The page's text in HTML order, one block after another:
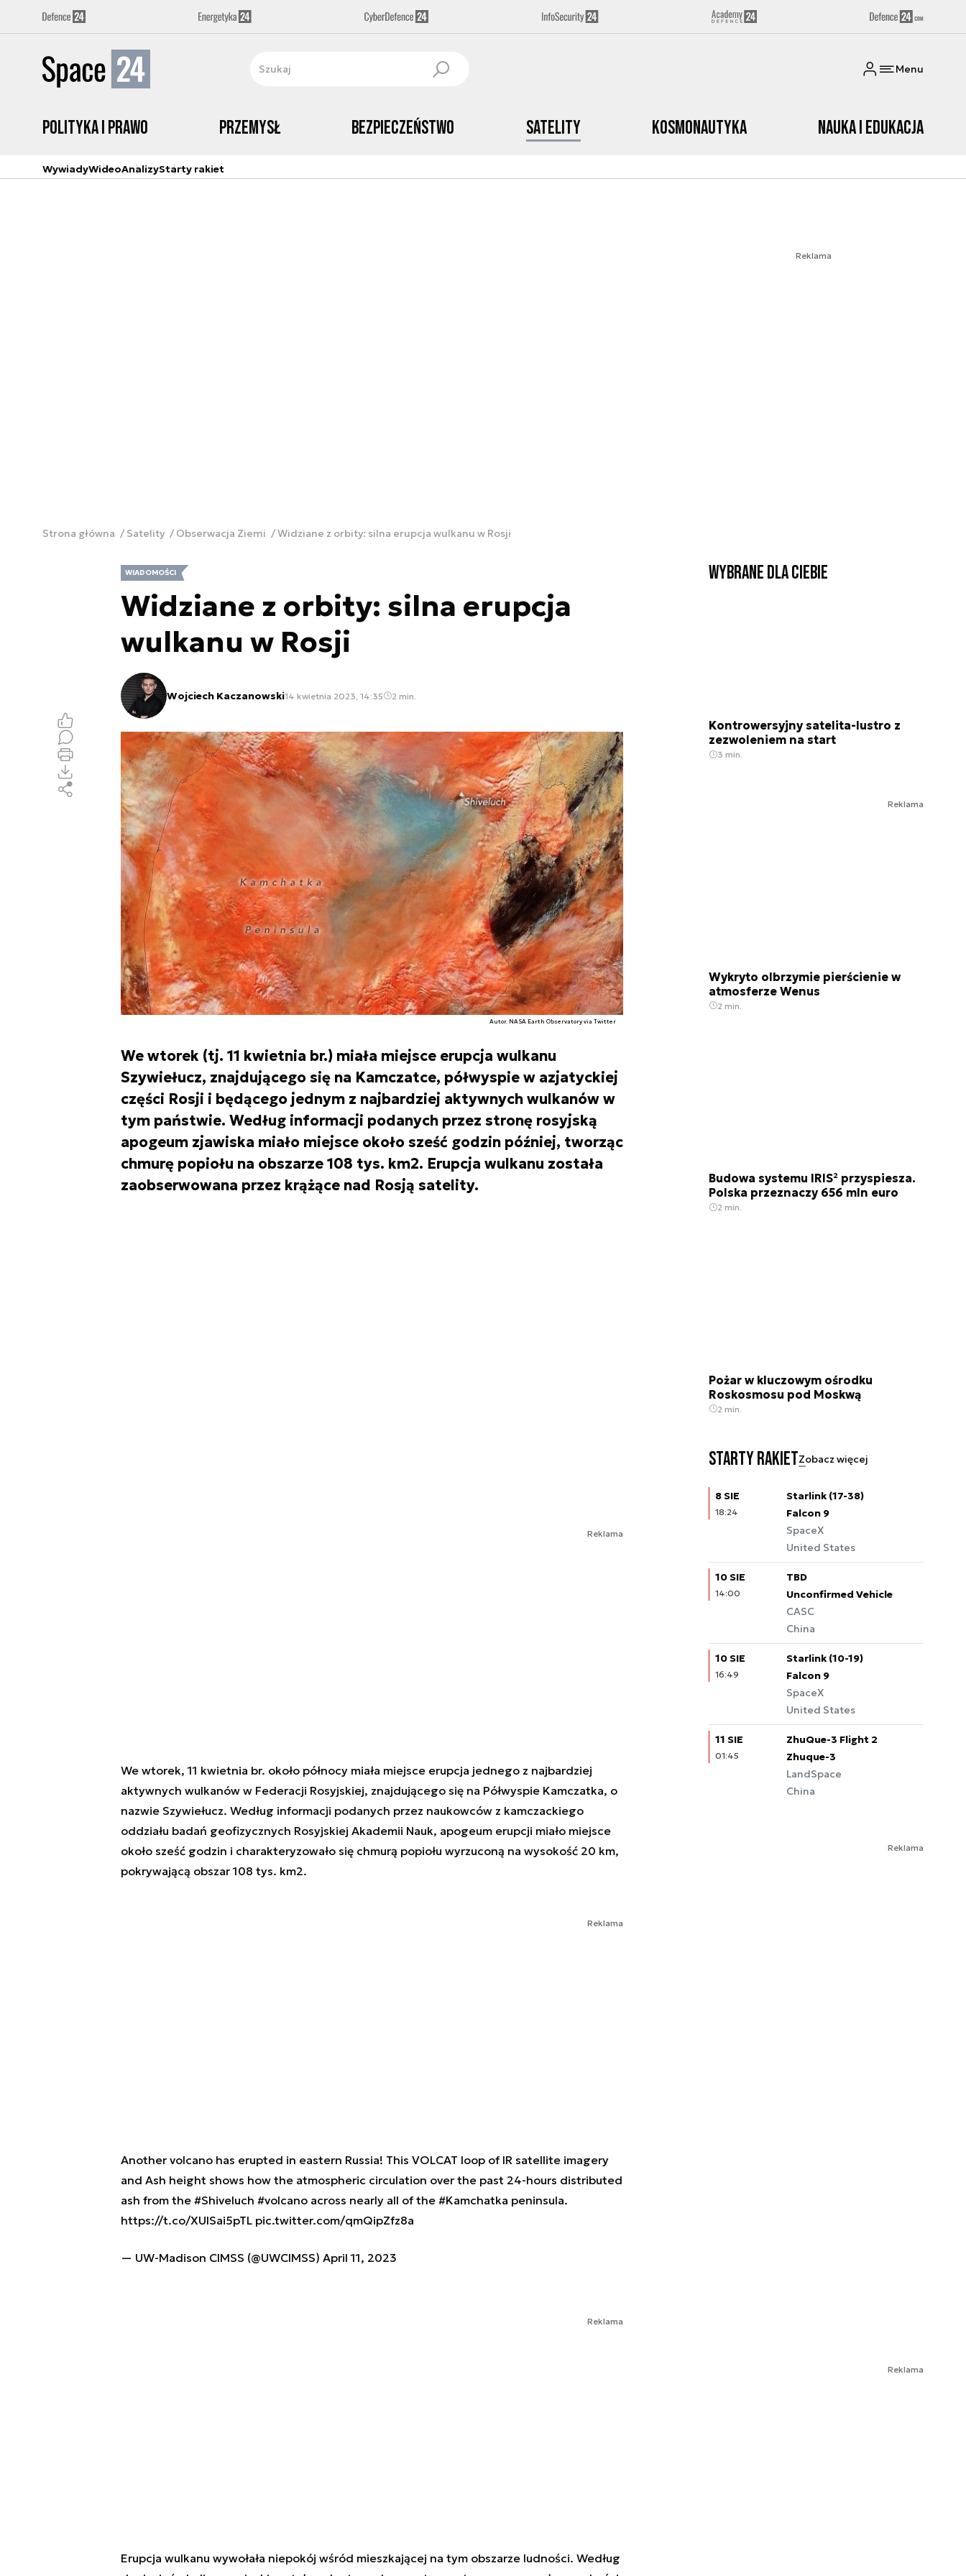
Menu
Polityka i prawo Przemysł Bezpieczeństwo Satelity Kosmonautyka Nauka i edukacja
WywiadyWideoAnalizyStarty rakiet
Reklama
Strona główna Satelity Obserwacja Ziemi Widziane z orbity: silna erupcja wulkanu w Rosji
WIADOMOŚCI
Widziane z orbity: silna erupcja
wulkanu w Rosji
Wojciech Kaczanowski14 kwietnia 2023, 14:35 2 min.
Autor. NASA Earth Observatory via Twitter
We wtorek (tj. 11 kwietnia br.) miała miejsce erupcja wulkanu
Szywiełucz, znajdującego się na Kamczatce, półwyspie w azjatyckiej
części Rosji i będącego jednym z najbardziej aktywnych wulkanów w
tym państwie. Według informacji podanych przez stronę rosyjską
apogeum zjawiska miało miejsce około sześć godzin później, tworząc
chmurę popiołu na obszarze 108 tys. km2. Erupcja wulkanu została
zaobserwowana przez krążące nad Rosją satelity.
Reklama
We wtorek, 11 kwietnia br. około północy miała miejsce erupcja jednego z najbardziej
aktywnych wulkanów w Federacji Rosyjskiej, znajdującego się na Półwyspie Kamczatka, o
nazwie Szywiełucz. Według informacji podanych przez naukowców z kamczackiego
oddziału badań geofizycznych Rosyjskiej Akademii Nauk, apogeum erupcji miało miejsce
około sześć godzin i charakteryzowało się chmurą popiołu wyrzuconą na wysokość 20 km,
pokrywającą obszar 108 tys. km2.
Reklama
Another volcano has erupted in eastern Russia! This VOLCAT loop of IR satellite imagery
and Ash height shows how the atmospheric circulation over the past 24-hours distributed
ash from the #Shiveluch #volcanoacross nearly all of the #Kamchatka peninsula.
https://t.co/XUISai5pTL pic.twitter.com/qmQipZfz8a
— UW-Madison CIMSS (@UWCIMSS) April 11, 2023
Reklama
Erupcja wulkanu wywołała niepokój wśród mieszkającej na tym obszarze ludności. Według
Wybrane dla Ciebie
Kontrowersyjny satelita-lustro z
zezwoleniem na start
3 min.
Reklama
Wykryto olbrzymie pierścienie w
atmosferze Wenus
2 min.
Budowa systemu IRIS² przyspiesza.
Polska przeznaczy 656 mln euro
2 min.
Pożar w kluczowym ośrodku
Roskosmosu pod Moskwą
2 min.
Starty rakietZobacz więcej
8 SIE
18:24
Starlink (17-38)
Falcon 9
SpaceX
United States
10 SIE
14:00
TBD
Unconfirmed Vehicle
CASC
China
10 SIE
16:49
Starlink (10-19)
Falcon 9
SpaceX
United States
11 SIE
01:45
ZhuQue-3 Flight 2
Zhuque-3
LandSpace
China
Reklama
Reklama